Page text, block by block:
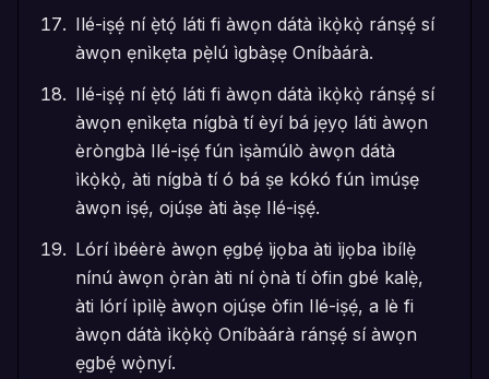
Ilé-iṣẹ́ ní ẹ̀tọ́ láti fi àwọn dátà ìkọ̀kọ̀ ránṣẹ́ sí
àwọn ẹnìkẹta pẹ̀lú ìgbàṣẹ Oníbàárà.
Ilé-iṣẹ́ ní ẹ̀tọ́ láti fi àwọn dátà ìkọ̀kọ̀ ránṣẹ́ sí
àwọn ẹnìkẹta nígbà tí èyí bá jẹyọ láti àwọn
èròngbà Ilé-iṣẹ́ fún ìṣàmúlò àwọn dátà
ìkọ̀kọ̀, àti nígbà tí ó bá ṣe kókó fún ìmúṣẹ
àwọn iṣẹ́, ojúṣe àti àṣẹ Ilé-iṣẹ́.
Lórí ìbéèrè àwọn ẹgbẹ́ ìjọba àti ìjọba ìbílẹ̀
nínú àwọn ọ̀ràn àti ní ọ̀nà tí òfin gbé kalẹ̀,
àti lórí ìpìlẹ̀ àwọn ojúṣe òfin Ilé-iṣẹ́, a lè fi
àwọn dátà ìkọ̀kọ̀ Oníbàárà ránṣẹ́ sí àwọn
ẹgbẹ́ wọ̀nyí.